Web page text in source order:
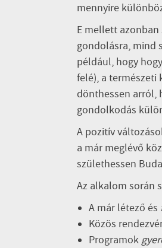
mennyire
E mellett
gondolásra, mind
például, hogy
felé), a természeti
dönthessen arról,
gondolkodás
A pozitív
a már meglévő
születhessen
Az alkalom során
A már létező és
Közös
Programok